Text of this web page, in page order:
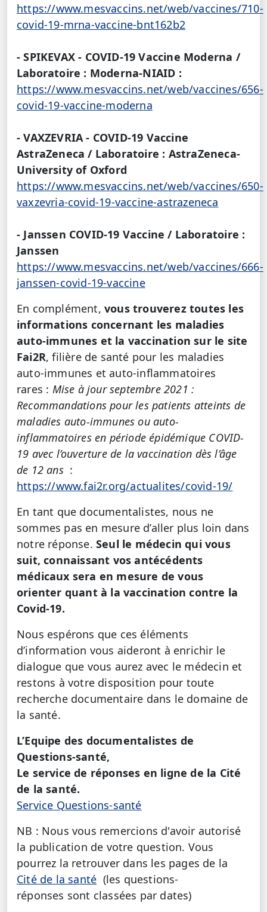
https://www.mesvaccins.net/web/vaccines/710-
covid-19-mrna-vaccine-bnt162b2
-SPIKEVAX - COVID-19 Vaccine Moderna /
Laboratoire : Moderna-NIAID :
https://www.mesvaccins.net/web/vaccines/656-
covid-19-vaccine-moderna
- VAXZEVRIA - COVID-19 Vaccine
AstraZeneca / Laboratoire : AstraZeneca-
University of Oxford
https://www.mesvaccins.net/web/vaccines/650-
vaxzevria-covid-19-vaccine-astrazeneca
- Janssen COVID-19 Vaccine / Laboratoire :
Janssen
https://www.mesvaccins.net/web/vaccines/666-
janssen-covid-19-vaccine
En complément, vous trouverez toutes les
informations concernant les maladies
auto-immunes et la vaccination sur le site
Fai2R, filière de santé pour les maladies
auto-immunes et auto-inflammatoires
rares : Mise à jour septembre 2021 :
Recommandations pour les patients atteints de
maladies auto-immunes ou auto-
inflammatoires en période épidémique COVID-
19 avec l’ouverture de la vaccination dès l’âge
de 12 ans:
https://www.fai2r.org/actualites/covid-19/
En tant que documentalistes, nous ne
sommes pas en mesure d’aller plus loin dans
notre réponse. Seul le médecin qui vous
suit, connaissant vos antécédents
médicaux sera en mesure de vous
orienter quant à la vaccination contre la
Covid-19.
Nous espérons que ces éléments
d’information vous aideront à enrichir le
dialogue que vous aurez avec le médecin et
restons à votre disposition pour toute
recherche documentaire dans le domaine de
la santé.
L’Equipe des documentalistes de
Questions-santé,
Le service de réponses en ligne de la Cité
de la santé.
Service Questions-santé
NB : Nous vous remercions d'avoir autorisé
la publication de votre question. Vous
pourrez la retrouver dans les pages de la
Cité de la santé (les questions-
réponses sont classées par dates)